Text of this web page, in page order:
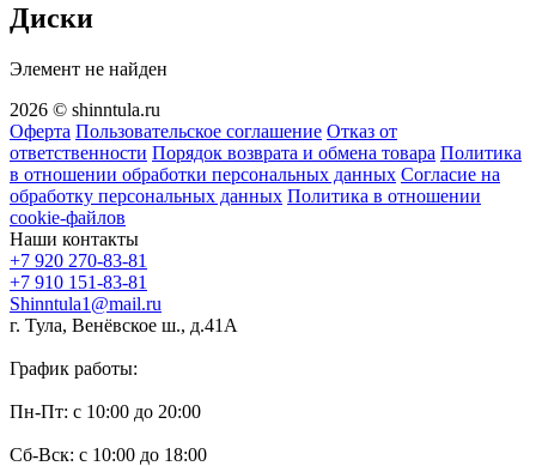
Диски
Элемент не найден
2026 © shinntula.ru
Оферта Пользовательское соглашение Отказ от
ответственности Порядок возврата и обмена товара Политика
в отношении обработки персональных данных Согласие на
обработку персональных данных Политика в отношении
cookie-файлов
Наши контакты
+7 920 270-83-81
+7 910 151-83-81
Shinntula1@mail.ru
г. Тула, Венёвское ш., д.41А
График работы:
Пн-Пт: с 10:00 до 20:00
Сб-Вск: с 10:00 до 18:00